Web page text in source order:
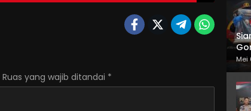
Ruas yang wajib ditandai *
Mei